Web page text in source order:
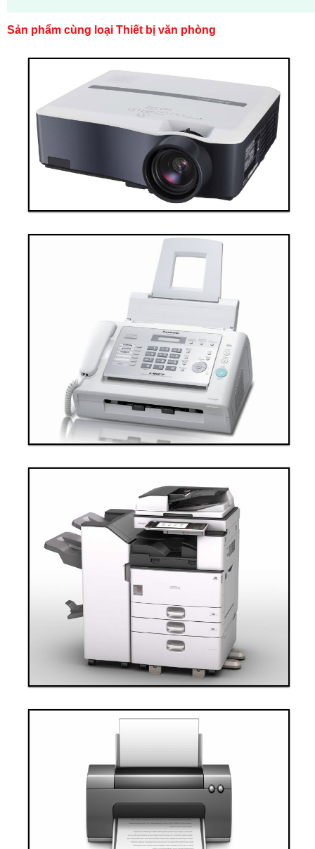
Sản phẩm cùng loại Thiết bị văn phòng
Thiết bị văn phòng 1
Giá: 50,000,000 VND
Xem chi tiết
Đặt hàng
Thanh toán ngay
Thiết bị văn phòng 2
Giá: 40,000,000 VND
Xem chi tiết
Đặt hàng
Thanh toán ngay
Thiết bị văn phòng 3
Giá: 60,000,000 VND
Xem chi tiết
Đặt hàng
Thanh toán ngay
Giá: 70,000,000 VND
Thanh toán ngay